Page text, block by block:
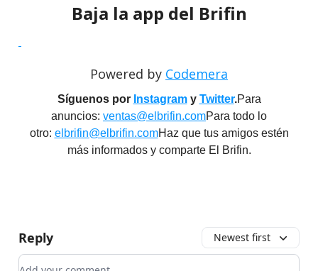
Baja la app del Brifin
Powered by Codemera
Síguenos por Instagramy Twitter.Para
anuncios: ventas@elbrifin.comPara todo lo
otro: elbrifin@elbrifin.comHaz que tus amigos estén
más informados y comparte El Brifin.
Reply Newest first
Add your comment